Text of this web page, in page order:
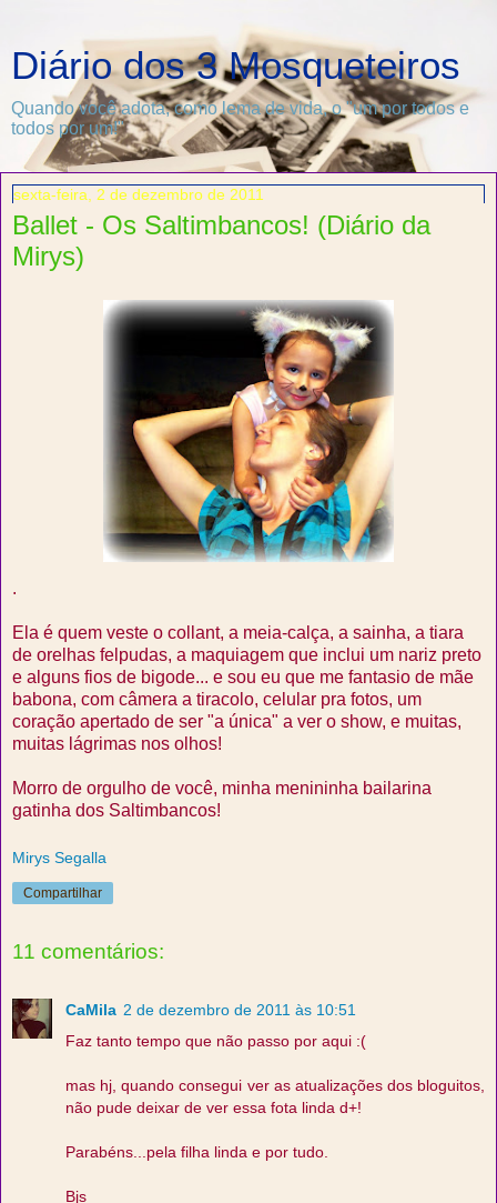
Diário dos 3 Mosqueteiros
Quando você adota, como lema de vida, o "um por todos e
todos por um!"
sexta-feira, 2 de dezembro de 2011
Ballet - Os Saltimbancos! (Diário da
Mirys)
.
Ela é quem veste o collant, a meia-calça, a sainha, a tiara
de orelhas felpudas, a maquiagem que inclui um nariz preto
e alguns fios de bigode... e sou eu que me fantasio de mãe
babona, com câmera a tiracolo, celular pra fotos, um
coração apertado de ser "a única" a ver o show, e muitas,
muitas lágrimas nos olhos!
Morro de orgulho de você, minha menininha bailarina
gatinha dos Saltimbancos!
Mirys Segalla
Compartilhar
11 comentários:
CaMila 2 de dezembro de 2011 às 10:51
Faz tanto tempo que não passo por aqui :(
mas hj, quando consegui ver as atualizações dos bloguitos,
não pude deixar de ver essa fota linda d+!
Parabéns...pela filha linda e por tudo.
Bjs